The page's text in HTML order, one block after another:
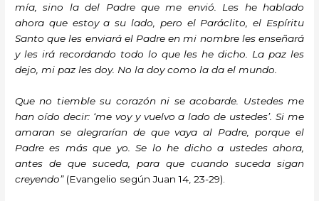
mía, sino la del Padre que me envió. Les he hablado
ahora que estoy a su lado, pero el Paráclito, el Espíritu
Santo que les enviará el Padre en mi nombre les enseñará
y les irá recordando todo lo que les he dicho. La paz les
dejo, mi paz les doy. No la doy como la da el mundo.
Que no tiemble su corazón ni se acobarde. Ustedes me
han oído decir: ‘me voy y vuelvo a lado de ustedes’. Si me
amaran se alegrarían de que vaya al Padre, porque el
Padre es más que yo. Se lo he dicho a ustedes ahora,
antes de que suceda, para que cuando suceda sigan
creyendo”(Evangelio según Juan 14, 23-29).